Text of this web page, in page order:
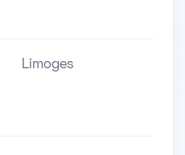
Limoges